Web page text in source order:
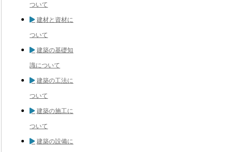
ついて
建材と資材に
ついて
建築の基礎知
識について
建築の工法に
ついて
建築の施工に
ついて
建築の設備に